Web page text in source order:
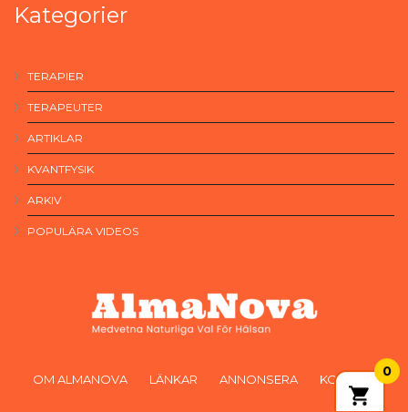
Kategorier
TERAPIER
TERAPEUTER
ARTIKLAR
KVANTFYSIK
ARKIV
POPULÄRA VIDEOS
OM ALMANOVA LÄNKAR ANNONSERA KONTAKT 0